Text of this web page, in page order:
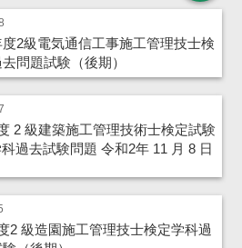
2級電気通信工事施工管理技士検
問題試験（後期）
2 級建築施工管理技術士検定試験
過去試験問題 令和2年 11 月 8 日
2 級造園施工管理技士検定学科過